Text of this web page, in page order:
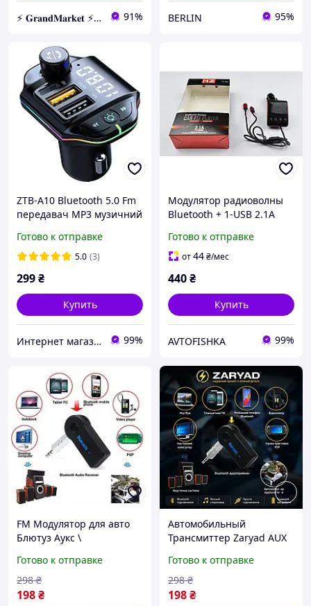
⚡️ 𝐆𝐫𝐚𝐧𝐝𝐌𝐚𝐫𝐤𝐞𝐭 ⚡️ – Трендовые товары по самым низким ценам 91% BERLIN 95%
ZTB-A10 Bluetooth 5.0 Fm
передавач MP3 музичний
USB автомобільний
зарядний пристрій
Готово к отправке
5.0 (3)
299₴
Купить
Интернет магазин "Техника" 99%
Модулятор радиоволны
Bluetooth + 1-USB 2.1A
IPhone/microUSB
Готово к отправке
от44₴/мес
440₴
Купить
AVTOFISHKA 99%
FM Модулятор для авто
Блютуз Аукс \
Трансмиттер FM
Модулятор AUX Bluetooth
Аукс Блютуз
Готово к отправке
198₴
298 ₴
Автомобильный
Трансмиттер Zaryad AUX
Bluetooth Аукс
Блютуз\Bluetooth \
адаптер AUX FM для
Готово к отправке
198₴
298 ₴